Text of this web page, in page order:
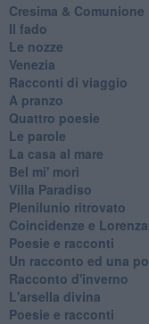
Cresima & Comunione
Il fado
Le nozze
Venezia
Racconti di viaggio
A pranzo
Quattro poesie
Le parole
La casa al mare
Bel mi' morì
Villa Paradiso
Plenilunio ritrovato
Coincidenze e
Poesie e racconti
Un racconto ed una
Racconto d'inverno
​L'arsella divina
Poesie e racconti